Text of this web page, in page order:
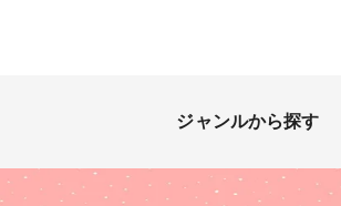
ジャンルから探す